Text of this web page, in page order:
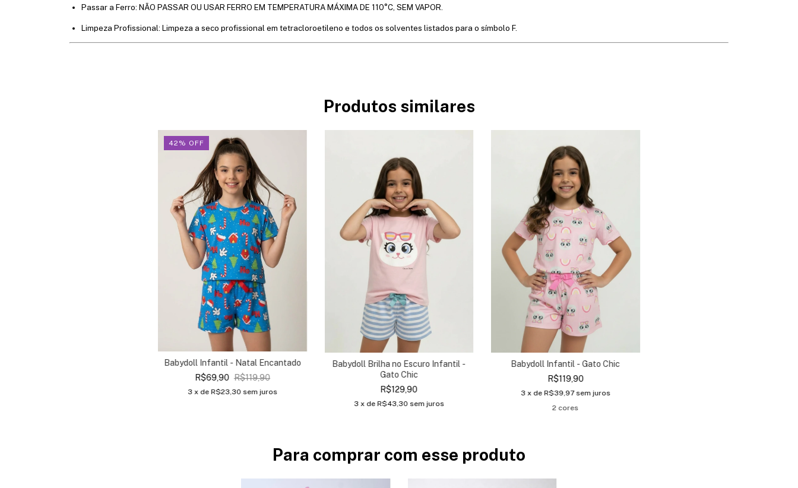
Passar a Ferro: NÃO PASSAR OU USAR FERRO EM TEMPERATURA MÁXIMA DE 110°C, SEM VAPOR.
Limpeza Profissional: Limpeza a seco profissional em tetracloroetileno e todos os solventes listados para o símbolo F.
Produtos similares
42 % OFF
Babydoll Infantil - Natal Encantado
R$69,90 R$119,90
3 x de R$23,30 sem juros
Babydoll Brilha no Escuro Infantil -
Gato Chic
R$129,90
3 x de R$43,30 sem juros
Babydoll Infantil - Gato Chic
R$119,90
3 x de R$39,97 sem juros
2 cores
Para comprar com esse produto